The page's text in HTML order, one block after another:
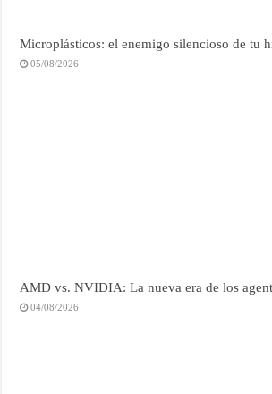
Microplásticos: el enemigo silencioso de tu
05/08/2026
AMD vs. NVIDIA: La nueva era de los
04/08/2026